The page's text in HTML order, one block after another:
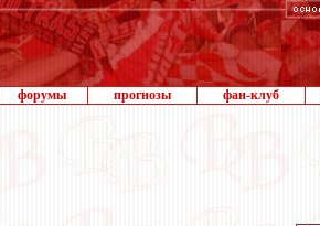
форумы прогнозы фан-клуб